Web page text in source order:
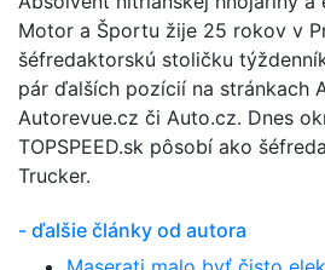
Motor a Športu žije 25 rokov v
šéfredaktorskú stoličku
pár ďalších pozícií na stránkach
Autorevue.cz či Auto.cz. Dnes
TOPSPEED.sk pôsobí ako
Trucker.
- ďalšie články od autora